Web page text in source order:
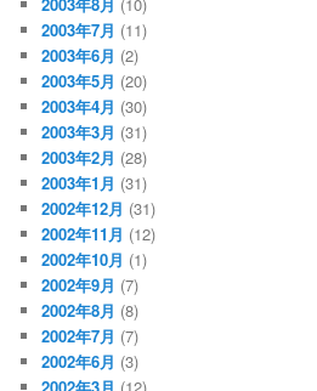
2003年7月 (11)
2003年6月 (2)
2003年5月 (20)
2003年4月 (30)
2003年3月 (31)
2003年2月 (28)
2003年1月 (31)
2002年12月 (31)
2002年11月 (12)
2002年10月 (1)
2002年9月 (7)
2002年8月 (8)
2002年7月 (7)
2002年6月 (3)